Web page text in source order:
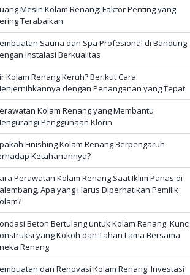
Mesin Kolam Renang: Faktor Penting yang
Terabaikan
Sauna dan Spa Profesional di Bandung
Instalasi Berkualitas
Kolam Renang Keruh? Berikut Cara
dengan Penanganan yang Tepat
Kolam Renang yang Membantu
Penggunaan Klorin
Finishing Kolam Renang Berpengaruh
Ketahanannya?
Perawatan Kolam Renang Saat Iklim Panas di
Apa yang Harus Diperhatikan Pemilik
Beton Bertulang untuk Kolam Renang: Kunci
yang Kokoh dan Tahan Lama Bersama
Renang
dan Renovasi Kolam Renang: Investasi